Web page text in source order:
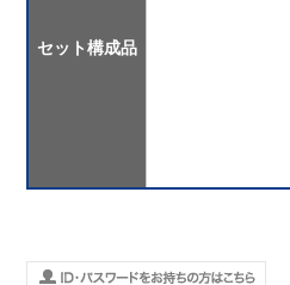
セット構成品